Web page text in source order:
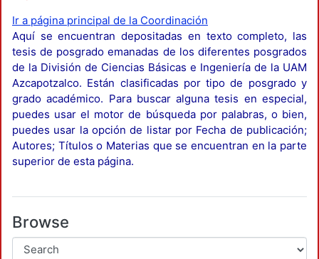
Ir a página principal de la Coordinación
Aquí se encuentran depositadas en texto completo, las
tesis de posgrado emanadas de los diferentes posgrados
de la División de Ciencias Básicas e Ingeniería de la UAM
Azcapotzalco. Están clasificadas por tipo de posgrado y
grado académico. Para buscar alguna tesis en especial,
puedes usar el motor de búsqueda por palabras, o bien,
puedes usar la opción de listar por Fecha de publicación;
Autores; Títulos o Materias que se encuentran en la parte
superior de esta página.
Browse